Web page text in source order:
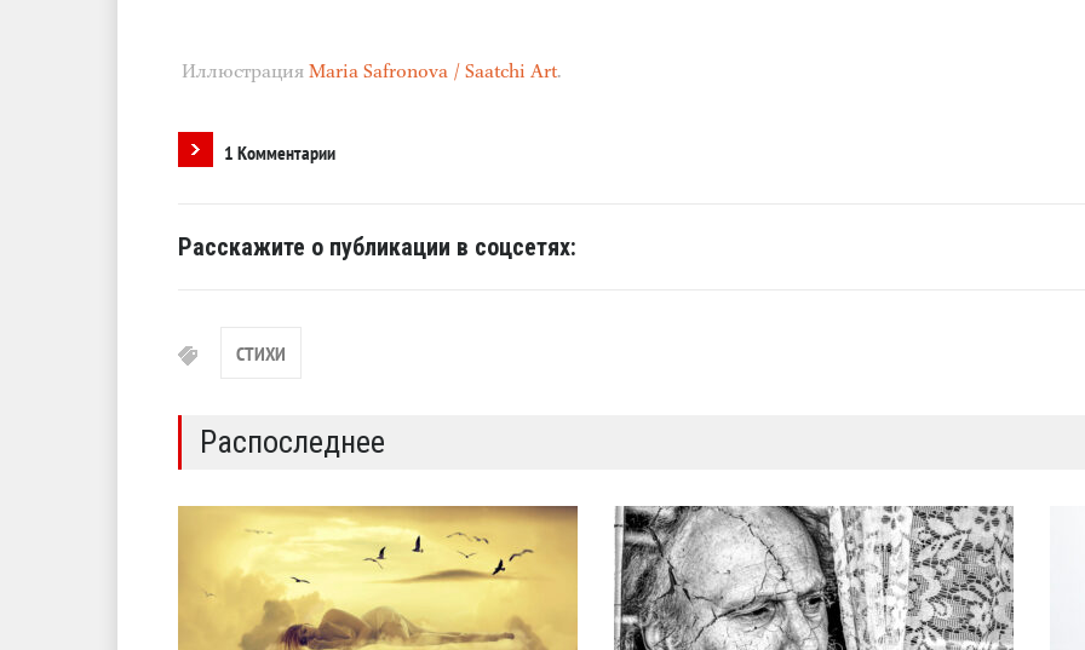
Иллюстрация Maria Safronova / Saatchi Art.
1 Комментарии
Расскажите о публикации в соцсетях:
СТИХИ
Распоследнее